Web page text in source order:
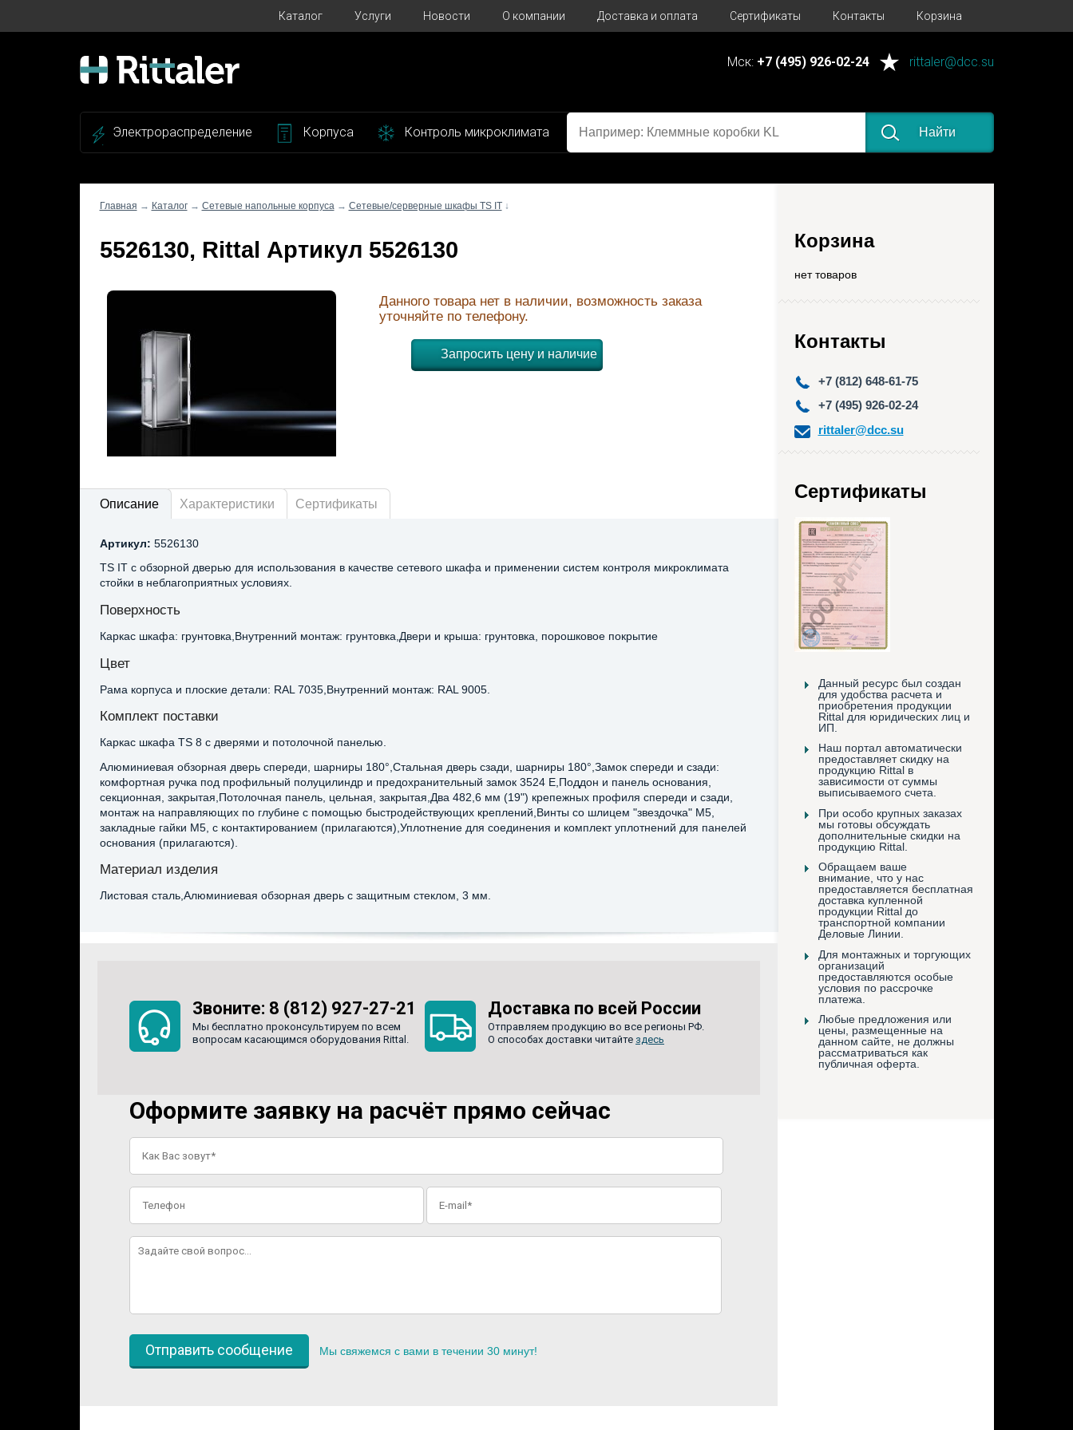
Каталог Услуги Новости О компании Доставка и оплата Сертификаты Контакты Корзина
Мск: +7 (495) 926-02-24 rittaler@dcc.su
Электрораспределение Корпуса Контроль микроклимата Найти
Корзина
нет товаров
Контакты
+7 (812) 648-61-75
+7 (495) 926-02-24
rittaler@dcc.su
Сертификаты
Данный ресурс был создан
для удобства расчета и
приобретения продукции
Rittal для юридических лиц и
ИП.
Наш портал автоматически
предоставляет скидку на
продукцию Rittal в
зависимости от суммы
выписываемого счета.
При особо крупных заказах
мы готовы обсуждать
дополнительные скидки на
продукцию Rittal.
Обращаем ваше
внимание, что у нас
предоставляется бесплатная
доставка купленной
продукции Rittal до
транспортной компании
Деловые Линии.
Для монтажных и торгующих
организаций
предоставляются особые
условия по рассрочке
платежа.
Любые предложения или
цены, размещенные на
данном сайте, не должны
рассматриваться как
публичная оферта.
Главная → Каталог→ Сетевые напольные корпуса → Сетевые/серверные шкафы TS IT ↓
5526130, Rittal Артикул 5526130
Данного товара нет в наличии, возможность заказа
уточняйте по телефону.
Запросить цену и наличие
Описание Характеристики Сертификаты
Артикул: 5526130
TS IT с обзорной дверью для использования в качестве сетевого шкафа и применении систем контроля микроклимата
стойки в неблагоприятных условиях.
Поверхность
Каркас шкафа: грунтовка,Внутренний монтаж: грунтовка,Двери и крыша: грунтовка, порошковое покрытие
Цвет
Рама корпуса и плоские детали: RAL 7035,Внутренний монтаж: RAL 9005.
Комплект поставки
Каркас шкафа TS 8 с дверями и потолочной панелью.
Алюминиевая обзорная дверь спереди, шарниры 180°,Стальная дверь сзади, шарниры 180°,Замок спереди и сзади:
комфортная ручка под профильный полуцилиндр и предохранительный замок 3524 E,Поддон и панель основания,
секционная, закрытая,Потолочная панель, цельная, закрытая,Два 482,6 мм (19") крепежных профиля спереди и сзади,
монтаж на направляющих по глубине с помощью быстродействующих креплений,Винты со шлицем "звездочка" М5,
закладные гайки M5, с контактированием (прилагаются),Уплотнение для соединения и комплект уплотнений для панелей
основания (прилагаются).
Материал изделия
Листовая сталь,Алюминиевая обзорная дверь с защитным стеклом, 3 мм.
Звоните: 8 (812) 927-27-21
Мы бесплатно проконсультируем по всем
вопросам касающимся оборудования Rittal.
Доставка по всей России
Отправляем продукцию во все регионы РФ.
О способах доставки читайте здесь
Оформите заявку на расчёт прямо сейчас
Мы свяжемся с вами в течении 30 минут!